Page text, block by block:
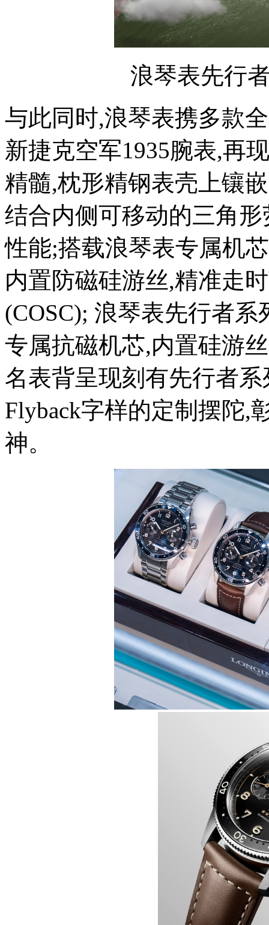
浪琴表先行
与此同时,浪琴表携多款
新捷克空军1935腕表,再
精髓,枕形精钢表壳上镶
结合内侧可移动的三角
性能;搭载浪琴表专属机
内置防磁硅游丝,精准走
(COSC); 浪琴表先行者
专属抗磁机芯,内置硅游
名表背呈现刻有先行者
Flyback字样的定制摆陀,
神。